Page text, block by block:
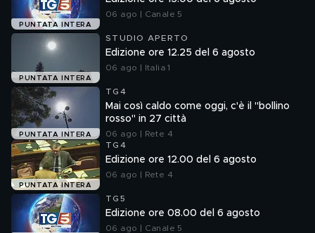
PUNTATA INTERA
06 ago | Canale 5
PUNTATA INTERA
STUDIO APERTO
Edizione ore 12.25 del 6 agosto
06 ago | Italia 1
PUNTATA INTERA
TG4
Mai così caldo come oggi, c'è il "bollino
rosso" in 27 città
06 ago | Rete 4
PUNTATA INTERA
TG4
Edizione ore 12.00 del 6 agosto
06 ago | Rete 4
TG5
Edizione ore 08.00 del 6 agosto
06 ago | Canale 5